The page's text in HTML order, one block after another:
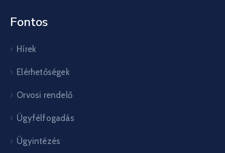
Fontos
Hírek
Elérhetőségek
Orvosi rendelő
Ügyfélfogadás
Ügyintézés